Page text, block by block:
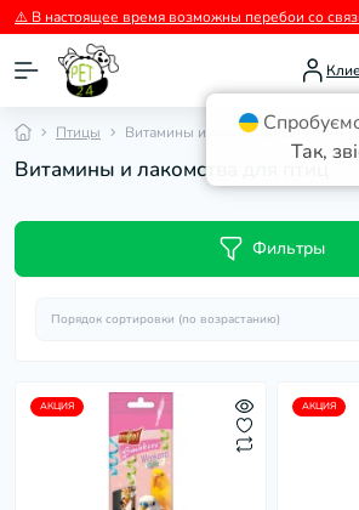
Птицы Витамины и лакомства для птиц
Витамины и лакомства для птиц
Фильтры
АКЦИЯ АКЦИЯ
Так,